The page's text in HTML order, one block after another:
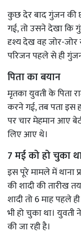
कुछ देर बाद गुंजन की
गई, तो उसने देखा
दृश्य देख वह जोर-जोर
परिजन पहले से ही
पिता का बयान
मृतका युवती के पिता
करने गई, तब पता इस
पर चार मेहमान आए
लिए आए थे।
7 मई को हो चुका था
इस पूरे मामले में थाना
की शादी की तारीख
शादी तो 6 माह पहले
भी हो चुका था।
की जा रही है।